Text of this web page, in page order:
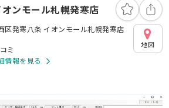
ンモール札幌発寒店
区発寒八条 イオンモール札幌発寒店
ミ
情報を見る
地図